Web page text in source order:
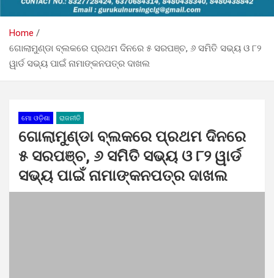
Home
ଗୋଲାମୁଣ୍ଡା ବ୍ଲକରେ ପ୍ରଥମ ଦିନରେ ୫ ସରପଞ୍ଚ, ୬ ସମିତି ସଭ୍ୟ ଓ ୮୨
ୱାର୍ଡ ସଭ୍ୟ ପାଇଁ ନାମାଙ୍କନପତ୍ର ଦାଖଲ
ମୋ ଓଡ଼ିଶା ରାଜନୀତି
ଗୋଲାମୁଣ୍ଡା ବ୍ଲକରେ ପ୍ରଥମ ଦିନରେ
୫ ସରପଞ୍ଚ, ୬ ସମିତି ସଭ୍ୟ ଓ ୮୨ ୱାର୍ଡ
ସଭ୍ୟ ପାଇଁ ନାମାଙ୍କନପତ୍ର ଦାଖଲ